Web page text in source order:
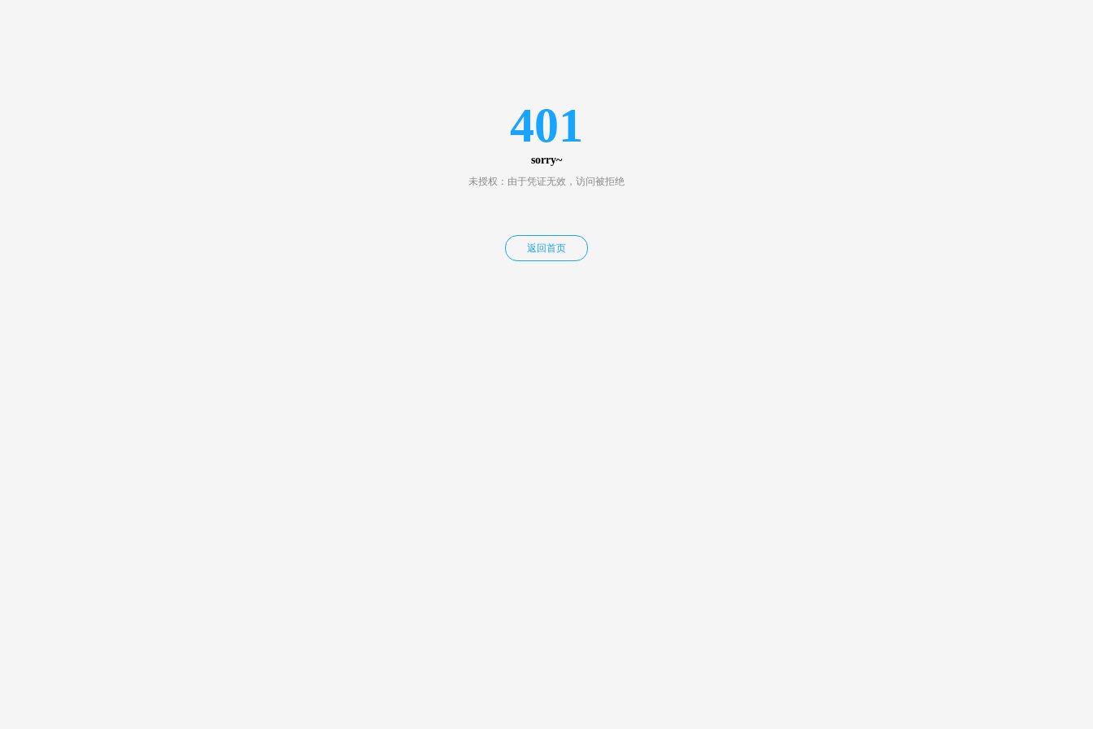
401
sorry~
未授权：由于凭证无效，访问被拒绝
返回首页